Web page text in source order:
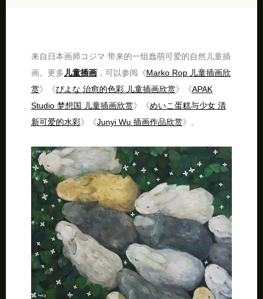
来自日本画师コジマ 带来的一组蠢萌可爱的自然儿童插
画。更多 儿童插画，可以参阅《Marko Rop 儿童插画欣
赏》《ぴよな 治愈的色彩 儿童插画欣赏》《APAK
Studio 梦想国 儿童插画欣赏》《めいこ蛋糕与少女 清
新可爱的水彩》《Junyi Wu 插画作品欣赏》。